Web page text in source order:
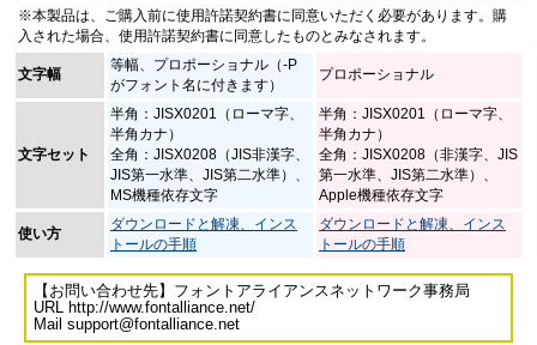
※本製品は、ご購入前に使用許諾契約書に同意いただく必要があります。購
入された場合、使用許諾契約書に同意したものとみなされます。
文字幅
等幅、プロポーショナル（-P
がフォント名に付きます）
プロポーショナル
文字セット
半角：JISX0201（ローマ字、
半角カナ）
全角：JISX0208（JIS非漢字、
JIS第一水準、JIS第二水準）、
MS機種依存文字
半角：JISX0201（ローマ字、
半角カナ）
全角：JISX0208（非漢字、JIS
第一水準、JIS第二水準）、
Apple機種依存文字
使い方
ダウンロードと解凍、インス
トールの手順
ダウンロードと解凍、インス
トールの手順
【お問い合わせ先】フォントアライアンスネットワーク事務局
URL http://www.fontalliance.net/
Mail support@fontalliance.net